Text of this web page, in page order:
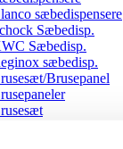
sæbedispensere
Sæbedisp.
Sæbedisp.
sæbedisp.
Brusepanel